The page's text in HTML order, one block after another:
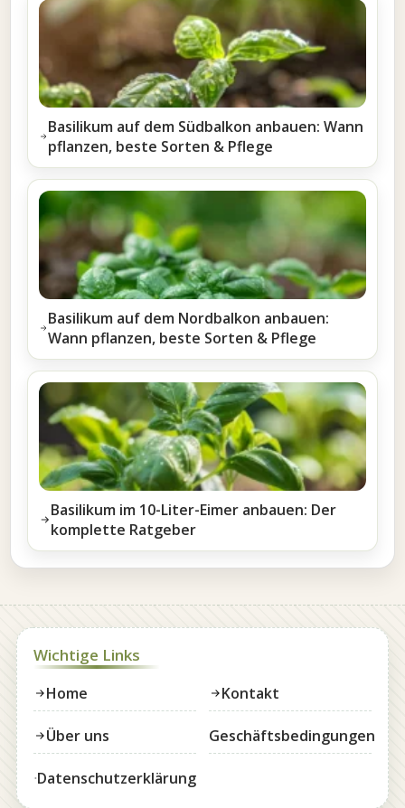
Basilikum auf dem Südbalkon anbauen: Wann
pflanzen, beste Sorten & Pflege
Basilikum auf dem Nordbalkon anbauen:
Wann pflanzen, beste Sorten & Pflege
Basilikum im 10-Liter-Eimer anbauen: Der
komplette Ratgeber
Wichtige Links
Home Kontakt
Über uns Geschäftsbedingungen
Datenschutzerklärung